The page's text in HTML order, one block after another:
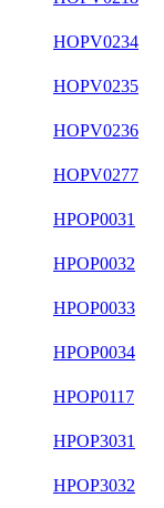
HOPV0234
HOPV0235
HOPV0236
HOPV0277
HPOP0031
HPOP0032
HPOP0033
HPOP0034
HPOP0117
HPOP3031
HPOP3032